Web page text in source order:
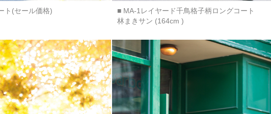
ト(セール価格)
■ MA-1レイヤード千鳥格子柄ロングコート
林まきサン (164cm )